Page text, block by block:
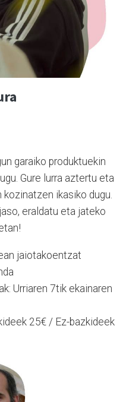
garaiko produktuekin
Gure lurra aztertu eta
ikasiko dugu.
eraldatu eta jateko
jaiotakoentzat
Urriaren 7tik ekainaren
25€ / Ez-bazkideek